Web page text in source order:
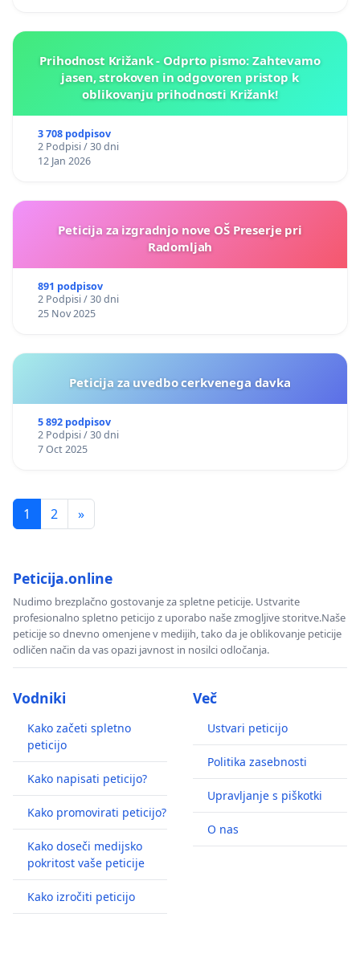
Prihodnost Križank - Odprto pismo: Zahtevamo
jasen, strokoven in odgovoren pristop k
oblikovanju prihodnosti Križank!
3 708 podpisov
2 Podpisi / 30 dni
12 Jan 2026
Peticija za izgradnjo nove OŠ Preserje pri
Radomljah
891 podpisov
2 Podpisi / 30 dni
25 Nov 2025
Peticija za uvedbo cerkvenega davka
5 892 podpisov
2 Podpisi / 30 dni
7 Oct 2025
1 2 »
Peticija.online
Nudimo brezplačno gostovanje za spletne peticije. Ustvarite
profesionalno spletno peticijo z uporabo naše zmogljive storitve.Naše
peticije so dnevno omenjene v medijih, tako da je oblikovanje peticije
odličen način da vas opazi javnost in nosilci odločanja.
Vodniki
Kako začeti spletno
peticijo
Kako napisati peticijo?
Kako promovirati peticijo?
Kako doseči medijsko
pokritost vaše peticije
Kako izročiti peticijo
Več
Ustvari peticijo
Politika zasebnosti
Upravljanje s piškotki
O nas